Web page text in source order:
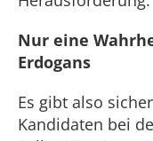
Nur eine
Erdogans
Es gibt also
Kandidaten bei